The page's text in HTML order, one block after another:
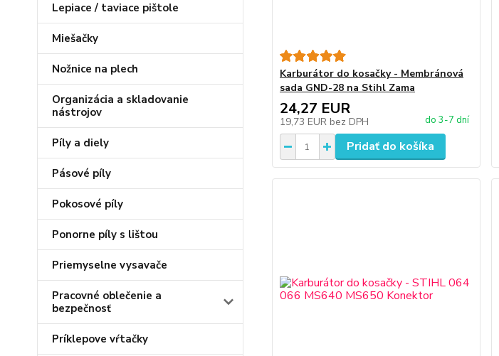
Lepiace / taviace pištole
Miešačky
Nožnice na plech
Organizácia a skladovanie
nástrojov
Píly a diely
Pásové píly
Pokosové píly
Ponorne píly s lištou
Priemyselne vysavače
Pracovné oblečenie a
bezpečnosť
Príklepove vŕtačky
Karburátor do kosačky - Membránová
sada GND-28 na Stihl Zama
24,27 EUR
19,73 EUR bez DPH do 3-7 dní
Pridať do košíka